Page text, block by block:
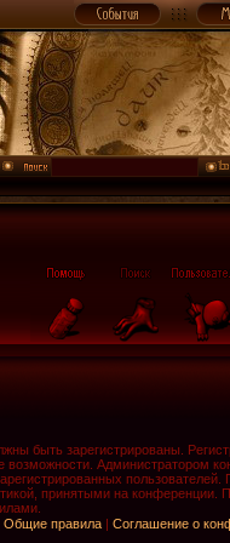
быть зарегистрированы.
возможности. Администратором
принятыми на конференции.
Общие правила | Соглашение о